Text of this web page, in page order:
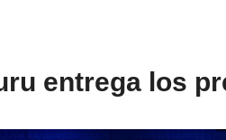
entrega los